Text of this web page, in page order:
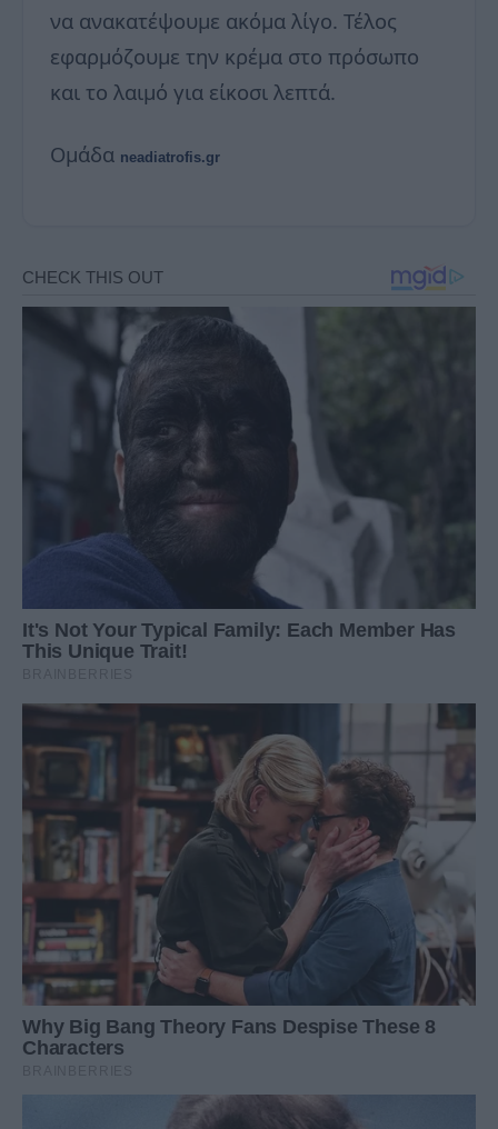
να ανακατέψουμε ακόμα λίγο. Τέλος
εφαρμόζουμε την κρέμα στο πρόσωπο
και το λαιμό για είκοσι λεπτά.
Ομάδα neadiatrofis.gr